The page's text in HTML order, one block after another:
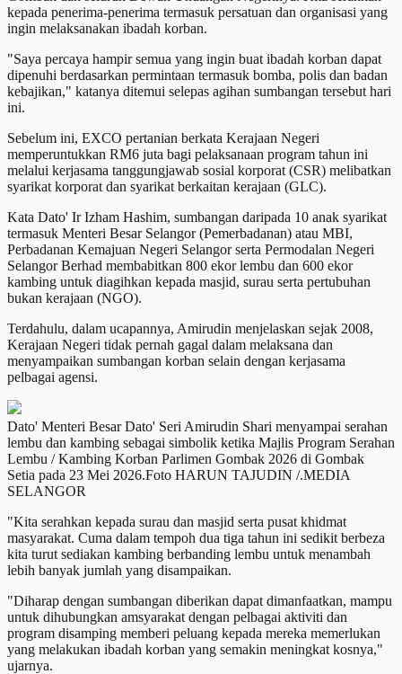
kepada penerima-penerima termasuk persatuan dan organisasi yang
ingin melaksanakan ibadah korban.
"Saya percaya hampir semua yang ingin buat ibadah korban dapat
dipenuhi berdasarkan permintaan termasuk bomba, polis dan badan
kebajikan," katanya ditemui selepas agihan sumbangan tersebut hari
ini.
Sebelum ini, EXCO pertanian berkata Kerajaan Negeri
memperuntukkan RM6 juta bagi pelaksanaan program tahun ini
melalui kerjasama tanggungjawab sosial korporat (CSR) melibatkan
syarikat korporat dan syarikat berkaitan kerajaan (GLC).
Kata Dato' Ir Izham Hashim, sumbangan daripada 10 anak syarikat
termasuk Menteri Besar Selangor (Pemerbadanan) atau MBI,
Perbadanan Kemajuan Negeri Selangor serta Permodalan Negeri
Selangor Berhad membabitkan 800 ekor lembu dan 600 ekor
kambing untuk diagihkan kepada masjid, surau serta pertubuhan
bukan kerajaan (NGO).
Terdahulu, dalam ucapannya, Amirudin menjelaskan sejak 2008,
Kerajaan Negeri tidak pernah gagal dalam melaksana dan
menyampaikan sumbangan korban selain dengan kerjasama
pelbagai agensi.
Dato' Menteri Besar Dato' Seri Amirudin Shari menyampai serahan
lembu dan kambing sebagai simbolik ketika Majlis Program Serahan
Lembu / Kambing Korban Parlimen Gombak 2026 di Gombak
Setia pada 23 Mei 2026.Foto HARUN TAJUDIN /.MEDIA
SELANGOR
"Kita serahkan kepada surau dan masjid serta pusat khidmat
masyarakat. Cuma dalam tempoh dua tiga tahun ini sedikit berbeza
kita turut sediakan kambing berbanding lembu untuk menambah
lebih banyak jumlah yang disampaikan.
"Diharap dengan sumbangan diberikan dapat dimanfaatkan, mampu
untuk dihubungkan amsyarakat dengan pelbagai aktiviti dan
program disamping memberi peluang kepada mereka memerlukan
yang melakukan ibadah korban yang semakin meningkat kosnya,"
ujarnya.